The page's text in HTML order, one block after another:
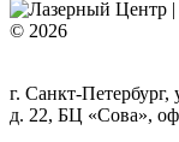
© 2026
г. Санкт-Петербург,
д. 22, БЦ «Сова»,